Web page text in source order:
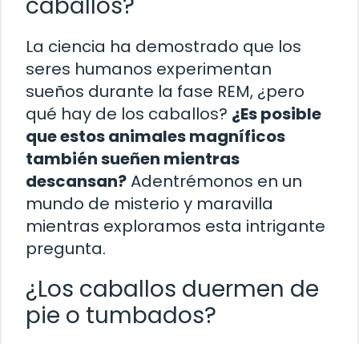
La ciencia ha demostrado que los
seres humanos experimentan
sueños durante la fase REM, ¿pero
qué hay de los caballos? ¿Es posible
que estos animales magníficos
también sueñen mientras
descansan?Adentrémonos en un
mundo de misterio y maravilla
mientras exploramos esta intrigante
pregunta.
¿Los caballos duermen de
pie o tumbados?